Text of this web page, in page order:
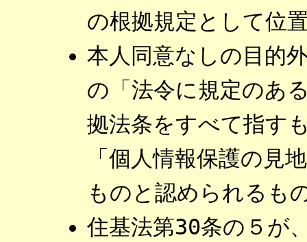
の根拠規定として位
本人同意なしの目的
の「法令に規定のあ
拠法条をすべて指す
「個人情報保護の見
ものと認められるも
住基法第30条の５が